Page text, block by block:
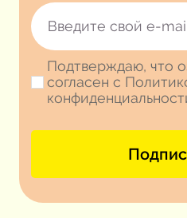
Подтверждаю, что
согласен с